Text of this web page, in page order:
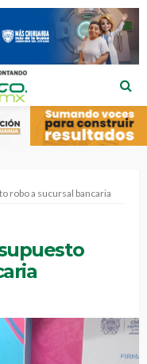
robo a sucursal bancaria